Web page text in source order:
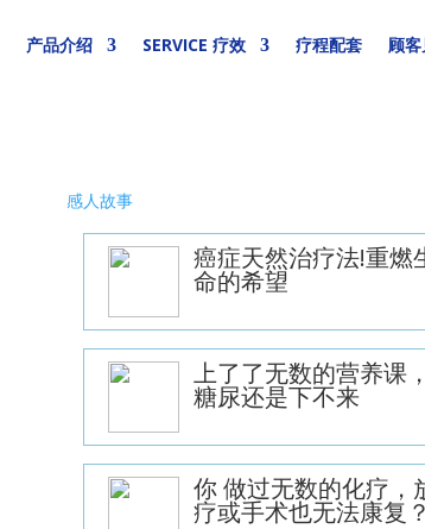
产品介绍 SERVICE 疗效 疗程配套 顾
感人故事
癌症天然治疗法!重燃
命的希望
上了了无数的营养课，
糖尿还是下不来
你 做过无数的化疗，
疗或手术也无法康复？